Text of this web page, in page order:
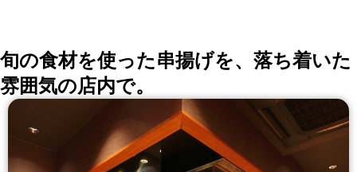
旬の食材を使った串揚げを、落ち着いた
雰囲気の店内で。